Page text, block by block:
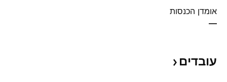
אומדן הכנסות
—
עובדים